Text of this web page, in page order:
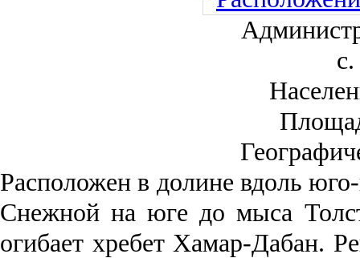
Рас­положен в долине вдоль
Снежной на юге до мыса
огибает хребет Хамар-Дабан.